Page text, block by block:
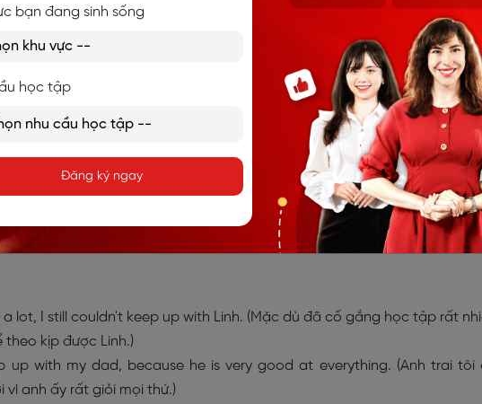
dùng keep up with trong tiếng Anh
theo kịp ai đó
lot, I still couldn't keep up with Linh. (Mặc dù đã cố gắng học tập rất
kịp được Linh.)
up with my dad, because he is very good at everything. (Anh trai tôi
anh ấy rất giỏi mọi thứ.)
bạn đang sinh sống
học tập
Đăng ký ngay